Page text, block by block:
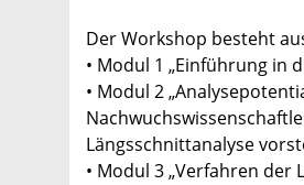
Der Workshop besteht
• Modul 1 „Einführung in
• Modul 2
Längsschnittanalyse
• Modul 3 „Verfahren der